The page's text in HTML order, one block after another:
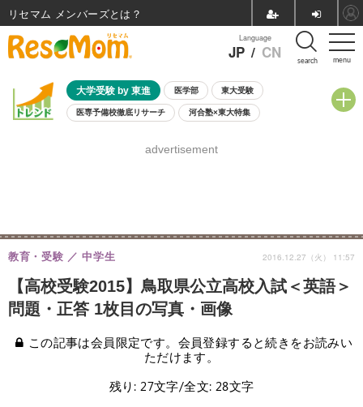
menu
Language
JP / CN search
大学受験 by 東進 医学部 東大受験
医専予備校徹底リサーチ 河合塾×東大特集
8月開催学校説明会・相談会
advertisement
【高校受験2015】鳥取県公立高校入試＜英語＞
問題・正答 1枚目の写真・画像
教育・受験 中学生 2016.12.27（火） 11:57
この記事は会員限定です。会員登録すると続きをお読みい
ただけます。
残り: 27文字/全文: 28文字
リセマム メンバーズ